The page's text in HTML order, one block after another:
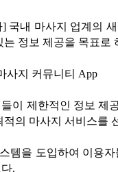
국내 마사지 업계의
정보 제공을 목표로
사지 커뮤니티 App
이 제한적인 정보 제
의 마사지 서비스를
템을 도입하여 이용
.